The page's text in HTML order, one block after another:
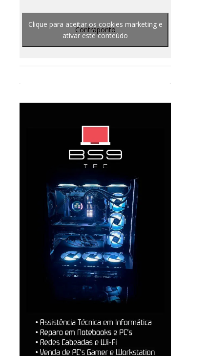
Contraponto
Clique para aceitar os cookies marketing e
ativar este conteúdo